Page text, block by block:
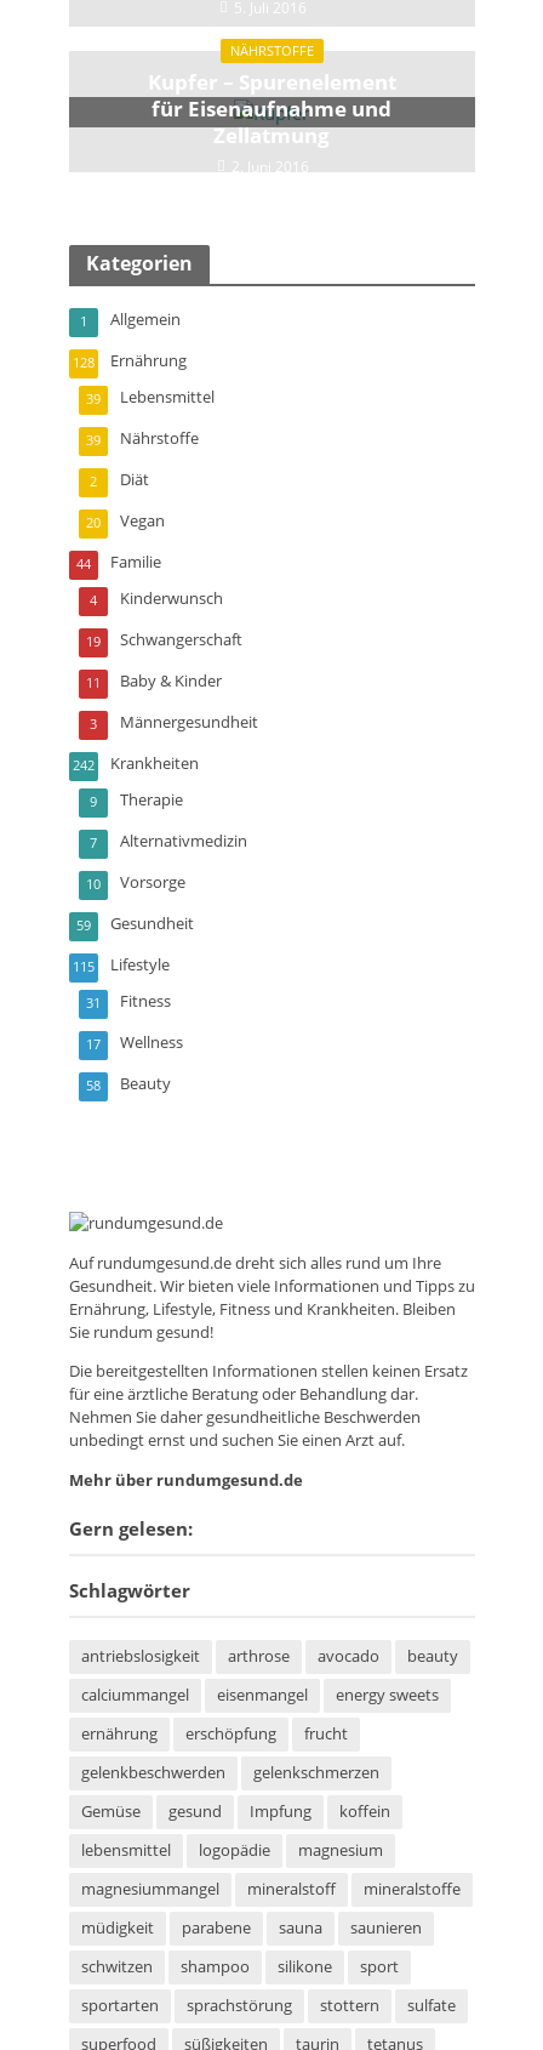
5. Juli 2016
NÄHRSTOFFE
Kupfer – Spurenelement
für Eisenaufnahme und
Zellatmung
2. Juni 2016
Kategorien
Allgemein
1
Ernährung
128
Lebensmittel
39
Nährstoffe
39
Diät
2
Vegan
20
Familie
44
Kinderwunsch
4
Schwangerschaft
19
Baby & Kinder
11
Männergesundheit
3
Krankheiten
242
Therapie
9
Alternativmedizin
7
Vorsorge
10
Gesundheit
59
Lifestyle
115
Fitness
31
Wellness
17
Beauty
58
Aufrundumgesund.dedreht sich alles rund um Ihre
Gesundheit. Wir bieten viele Informationen und Tipps zu
Ernährung, Lifestyle, Fitness und Krankheiten. Bleiben
Sie rundum gesund!
Die bereitgestellten Informationen stellen keinen Ersatz
für eine ärztliche Beratung oder Behandlung dar.
Nehmen Sie daher gesundheitliche Beschwerden
unbedingt ernst und suchen Sie einen Arzt auf.
Mehr über rundumgesund.de
Gern gelesen:
Schlagwörter
antriebslosigkeit arthrose avocado
beauty
calciummangel
eisenmangel
energy sweets
ernährung
erschöpfung
frucht
gelenkbeschwerden
gelenkschmerzen
Gemüse
gesund Impfung
koffein
lebensmittel
logopädie
magnesium
magnesiummangel
mineralstoff
mineralstoffe
müdigkeit
parabene sauna
saunieren
schwitzen
shampoo silikone
sport
sportarten
sprachstörung stottern
sulfate
superfood
süßigkeiten taurin tetanus